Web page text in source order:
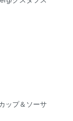
ップ＆ソーサ